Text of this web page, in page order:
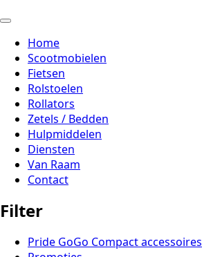
Home
Scootmobielen
Fietsen
Rolstoelen
Rollators
Zetels / Bedden
Hulpmiddelen
Diensten
Van Raam
Contact
Filter
Pride GoGo Compact accessoires